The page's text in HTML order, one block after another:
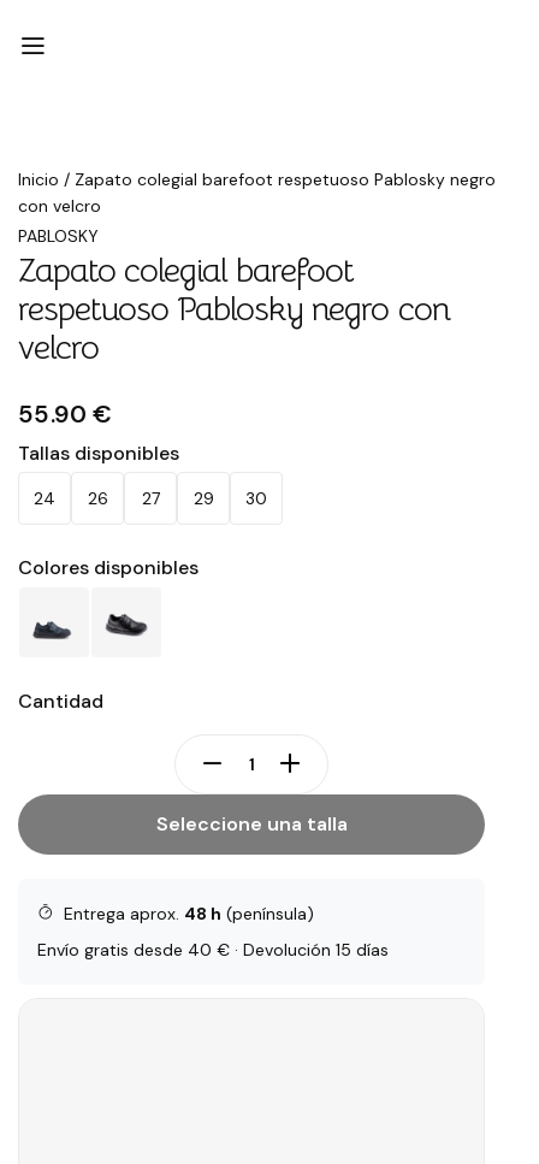
Inicio / Zapato colegial barefoot respetuoso Pablosky negro
con velcro
PABLOSKY
Zapato colegial barefoot
respetuoso Pablosky negro con
velcro
55.90 €
Tallas disponibles
24 26 27 29 30
Colores disponibles
Cantidad
Seleccione una talla
Entrega aprox. 48 h (península)
Envío gratis desde 40 € · Devolución 15 días